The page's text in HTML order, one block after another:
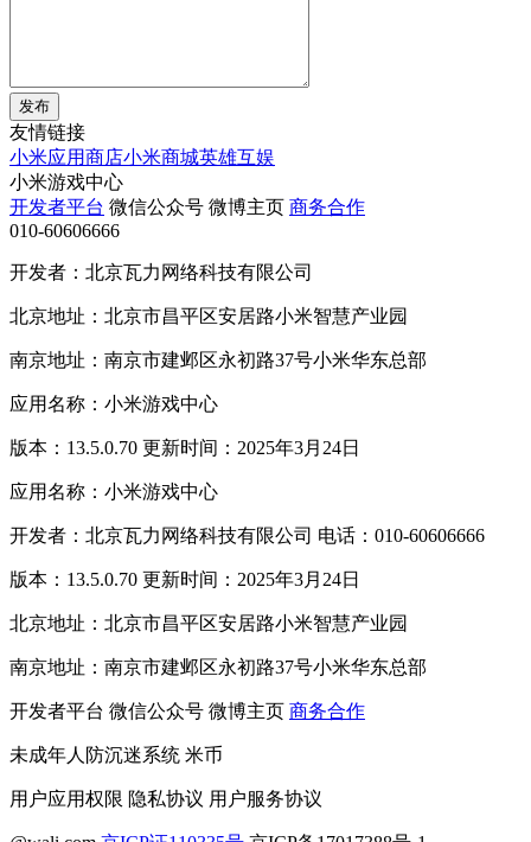
发布
友情链接
小米应用商店小米商城英雄互娱
小米游戏中心
开发者平台 微信公众号 微博主页 商务合作
010-60606666
开发者：北京瓦力网络科技有限公司
北京地址：北京市昌平区安居路小米智慧产业园
南京地址：南京市建邺区永初路37号小米华东总部
应用名称：小米游戏中心
版本：13.5.0.70 更新时间：2025年3月24日
应用名称：小米游戏中心
开发者：北京瓦力网络科技有限公司 电话：010-60606666
版本：13.5.0.70 更新时间：2025年3月24日
北京地址：北京市昌平区安居路小米智慧产业园
南京地址：南京市建邺区永初路37号小米华东总部
开发者平台 微信公众号 微博主页 商务合作
未成年人防沉迷系统 米币
用户应用权限 隐私协议 用户服务协议